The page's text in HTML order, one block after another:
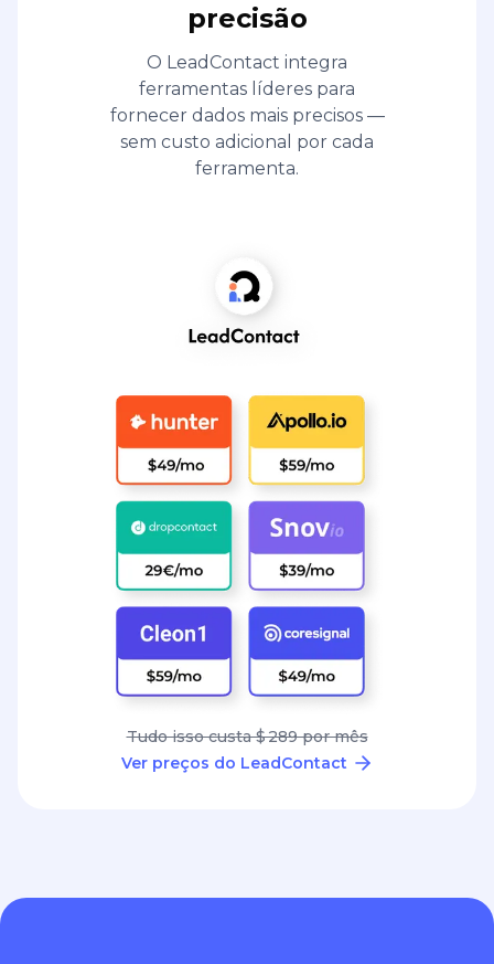
precisão
O LeadContact integra
ferramentas líderes para
fornecer dados mais precisos —
sem custo adicional por cada
ferramenta.
Tudo isso custa $ 289 por mês
Ver preços do LeadContact